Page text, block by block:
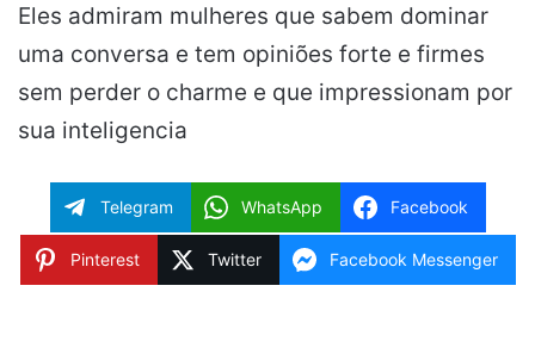
Eles admiram mulheres que sabem dominar
uma conversa e tem opiniões forte e firmes
sem perder o charme e que impressionam por
sua inteligencia
Telegram WhatsApp Facebook
Pinterest Twitter Facebook Messenger